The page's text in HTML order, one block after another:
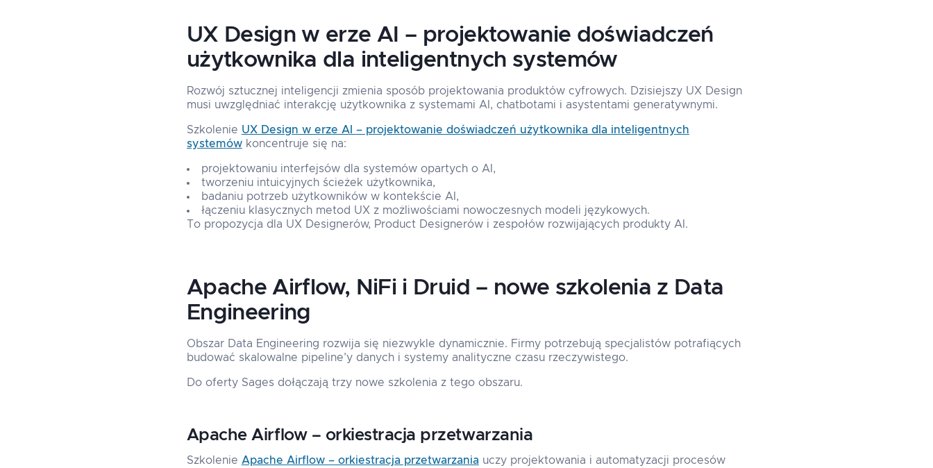
UX Design w erze AI – projektowanie doświadczeń
użytkownika dla inteligentnych systemów
Rozwój sztucznej inteligencji zmienia sposób projektowania produktów cyfrowych. Dzisiejszy UX Design
musi uwzględniać interakcję użytkownika z systemami AI, chatbotami i asystentami generatywnymi.
Szkolenie UX Design w erze AI – projektowanie doświadczeń użytkownika dla inteligentnych
systemówkoncentruje się na:
projektowaniu interfejsów dla systemów opartych o AI,
tworzeniu intuicyjnych ścieżek użytkownika,
badaniu potrzeb użytkowników w kontekście AI,
łączeniu klasycznych metod UX z możliwościami nowoczesnych modeli językowych.
To propozycja dla UX Designerów, Product Designerów i zespołów rozwijających produkty AI.
Apache Airflow, NiFi i Druid – nowe szkolenia z Data
Engineering
Obszar Data Engineering rozwija się niezwykle dynamicznie. Firmy potrzebują specjalistów potrafiących
budować skalowalne pipeline’y danych i systemy analityczne czasu rzeczywistego.
Do oferty Sages dołączają trzy nowe szkolenia z tego obszaru.
Apache Airflow – orkiestracja przetwarzania
Szkolenie Apache Airflow – orkiestracja przetwarzania uczy projektowania i automatyzacji procesów